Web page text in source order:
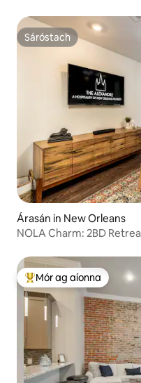
Sáróstach
Sáróstach
Árasán in New Orleans
NOLA Charm: 2BD
An-mhór ag aíonna
Mór ag aíonna